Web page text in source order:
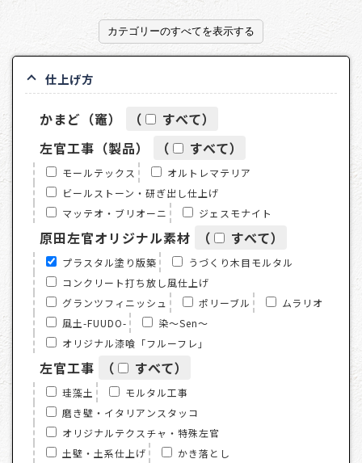
カテゴリーのすべてを表示する
仕上げ方
かまど（竈） （ すべて）
左官工事（製品）
（ すべて）
モールテックス
オルトレマテリア
ビールストーン・研ぎ出し仕上げ
マッテオ・ブリオーニ
ジェスモナイト
原田左官オリジナル素材 （ すべて）
プラスタル塗り版築
うづくり木目モルタル
コンクリート打ち放し風仕上げ
グランツフィニッシュ
ポリーブル
ムラリオ
風土-FUUDO-
染～Sen～
オリジナル漆喰「フルーフレ」
左官工事 （ すべて）
珪藻土
モルタル工事
磨き壁・イタリアンスタッコ
オリジナルテクスチャ・特殊左官
土壁・土系仕上げ
かき落とし